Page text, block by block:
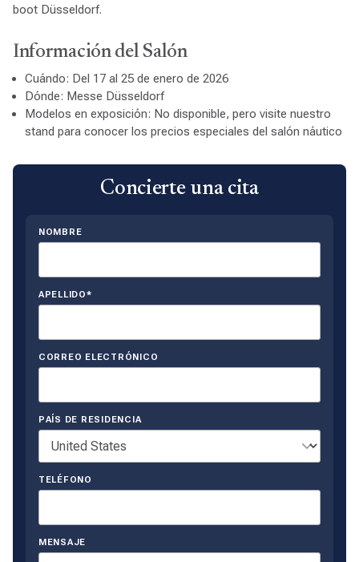
boot Düsseldorf.
Información del Salón
Cuándo: Del 17 al 25 de enero de 2026
Dónde: Messe Düsseldorf
Modelos en exposición: No disponible, pero visite nuestro
stand para conocer los precios especiales del salón náutico
Concierte una cita
NOMBRE
APELLIDO*
CORREO ELECTRÓNICO
PAÍS DE RESIDENCIA
TELÉFONO
MENSAJE